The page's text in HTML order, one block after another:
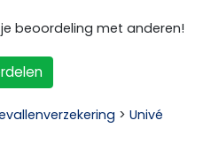
beoordeling met anderen!
> Univé